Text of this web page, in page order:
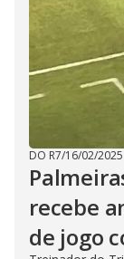
DO R7/16/02/2025
recebe
de jogo